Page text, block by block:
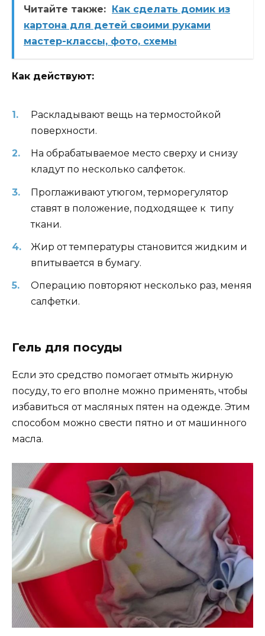
Читайте также: Как сделать домик из
картона для детей своими руками
мастер-классы, фото, схемы
Как действуют:
Раскладывают вещь на термостойкой
поверхности.
На обрабатываемое место сверху и снизу
кладут по несколько салфеток.
Проглаживают утюгом, терморегулятор
ставят в положение, подходящее к типу
ткани.
Жир от температуры становится жидким и
впитывается в бумагу.
Операцию повторяют несколько раз, меняя
салфетки.
Гель для посуды
Если это средство помогает отмыть жирную
посуду, то его вполне можно применять, чтобы
избавиться от масляных пятен на одежде. Этим
способом можно свести пятно и от машинного
масла.